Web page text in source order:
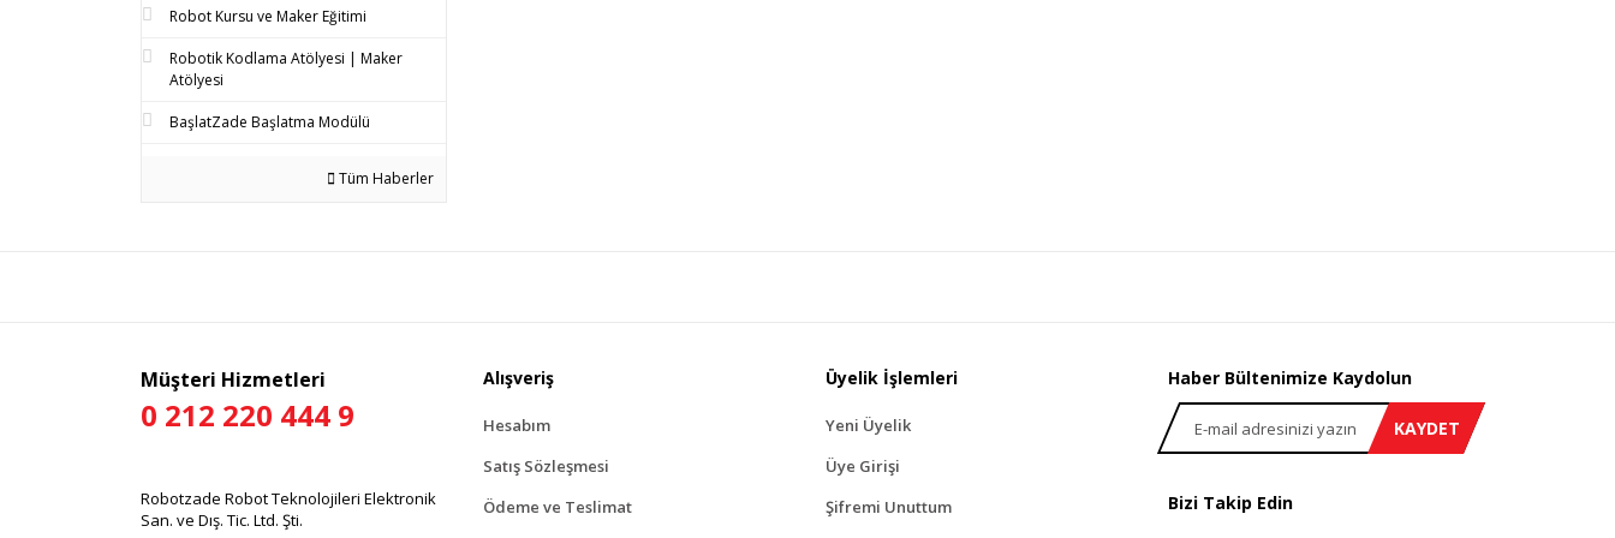
Robot Kursu ve Maker Eğitimi
Robotik Kodlama Atölyesi | Maker
Atölyesi
BaşlatZade Başlatma Modülü
Tüm Haberler
Müşteri Hizmetleri
0 212 220 444 9
Robotzade Robot Teknolojileri Elektronik
San. ve Dış. Tic. Ltd. Şti.
Alışveriş
Hesabım
Satış Sözleşmesi
Ödeme ve Teslimat
Üyelik İşlemleri
Yeni Üyelik
Üye Girişi
Şifremi Unuttum
Haber Bültenimize Kaydolun
KAYDET
Bizi Takip Edin